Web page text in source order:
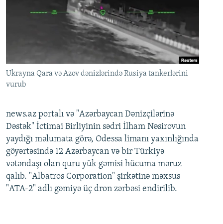
Ukrayna Qara və Azov dənizlərində Rusiya tankerlərini
vurub
news.az portalı və "Azərbaycan Dənizçilərinə
Dəstək" İctimai Birliyinin sədri İlham Nəsirovun
yaydığı məlumata görə, Odessa limanı yaxınlığında
göyərtəsində 12 Azərbaycan və bir Türkiyə
vətəndaşı olan quru yük gəmisi hücuma məruz
qalıb. "Albatros Corporation" şirkətinə məxsus
"ATA-2" adlı gəmiyə üç dron zərbəsi endirilib.